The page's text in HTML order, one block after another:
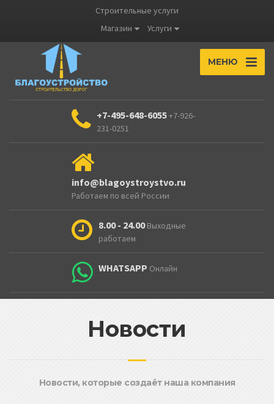
Строительные услуги
Магазин
Услуги
МЕНЮ
+7-495-648-6055+7-926-
231-0251
info@blagoystroystvo.ru
Работаем по всей России
8.00 - 24.00 Выходные
работаем
WHATSAPP Онлайн
Новости
Новости, которые создаёт наша компания